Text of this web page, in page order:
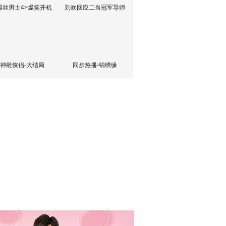
丝男士4>爆笑开机 刘欢回应二当冠军导师
神雕侠侣-大结局 同步热播-锦绣缘